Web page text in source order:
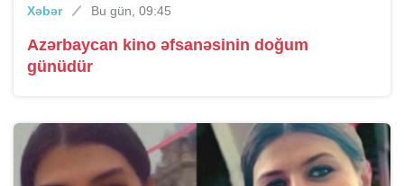
Xəbər Bu gün, 09:45
Azərbaycan kino əfsanəsinin doğum
günüdür